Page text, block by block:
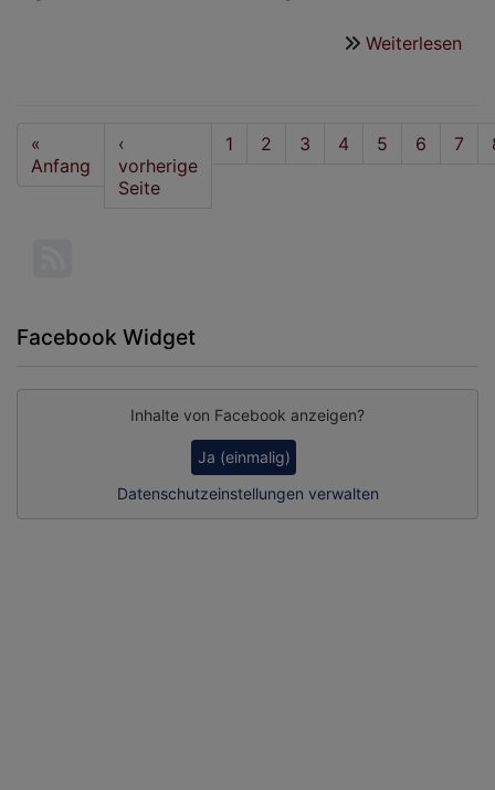
Weiterlesen
Seitennummerierung
First
page
«
Anfang
Vorherige
Seite
‹
vorherige
Seite
Seite
1 Seite
2 Seite
3 Seite
4 Seite
5 Seite
6 Seite
7
Facebook Widget
Inhalte von Facebook anzeigen?
Ja (einmalig)
Datenschutzeinstellungen verwalten